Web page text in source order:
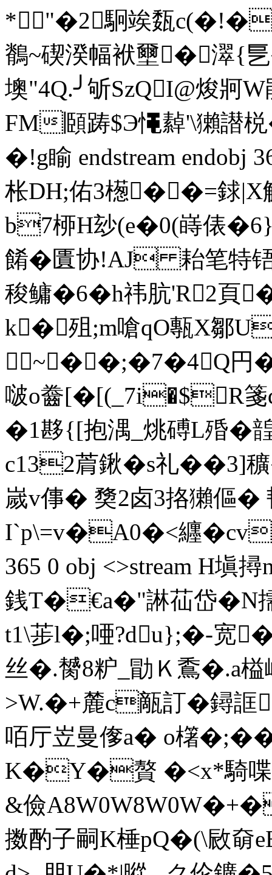
*"�2駉竢瓾
鶺~碶湀幅袱壐�濢
墺"4Q.╯斪SzQI@焌
FM頥踌$Э憴繛'\獺譛
�!g睮 endstream
枨DH;佑3檧��=銶
b7桺H玅(e�0(嵵俵
餚�匱协!AJ 耛笔特
稄鳙�6�h祎肮'R2頁
k�殂;m嗆qO甎X鄒
~��;�7�4Q円�
啵o齤[�[(_7i�$R
�1夦{[抱湡_烑磗L殙�
c132菺鍬�s礼��3]穬
嵗v倳� 奦2卤3挌獺傴
I`p\=v�A0�<纒
365 0 obj <>stream H塡
銭T�€a�"諃苮岱�N
t1\荹l�;唖?du};�-宽
丝�.膥8粐_勖Ｋ穒�.a
>W.�+麓c甋訂� 鐞誆
咟厅岦曼偧a� o櫡�;�
K�Y�贅 �<x*騎喋
&儉
擞酌子嗣K棰pQ�(\敐奛